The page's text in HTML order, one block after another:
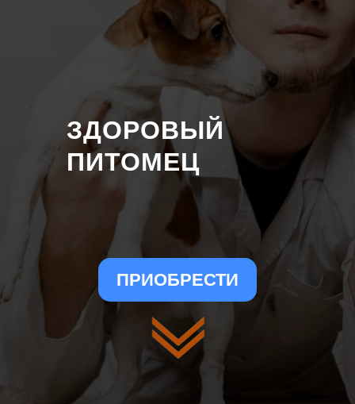
ЗДОРОВЫЙ
ПИТОМЕЦ
ПРИОБРЕСТИ